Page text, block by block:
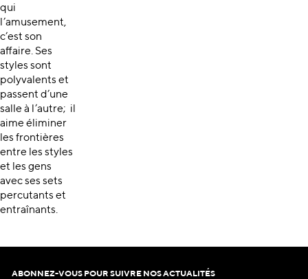
qui
l’amusement,
c’est son
affaire. Ses
styles sont
polyvalents et
passent d’une
salle à l’autre; il
aime éliminer
les frontières
entre les styles
et les gens
avec ses sets
percutants et
entraînants.
ABONNEZ-VOUS POUR SUIVRE NOS ACTUALITÉS